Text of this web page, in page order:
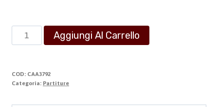
Momenti
Musicali
Fascicolo
I
Aggiungi Al Carrello
COD: CAA3792
Categoria: Partiture